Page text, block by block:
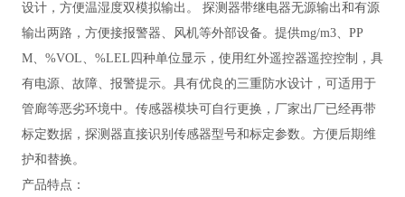
设计，方便温湿度双模拟输出。 探测器带继电器无源输出和有源
输出两路，方便接报警器、风机等外部设备。提供mg/m3、PP
M、%VOL、%LEL四种单位显示，使用红外遥控器遥控控制，具
有电源、故障、报警提示。具有优良的三重防水设计，可适用于
管廊等恶劣环境中。传感器模块可自行更换，厂家出厂已经再带
标定数据，探测器直接识别传感器型号和标定参数。方便后期维
护和替换。
产品特点：